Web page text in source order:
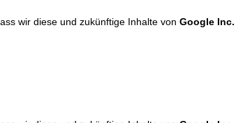
wir diese und zukünftige Inhalte von Google Inc.